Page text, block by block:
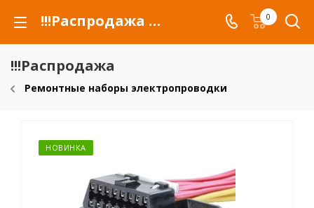
!!!Распродажа для автомобилей российских марок и сельхозтехники 0
!!!Распродажа
Ремонтные наборы электропроводки
НОВИНКА